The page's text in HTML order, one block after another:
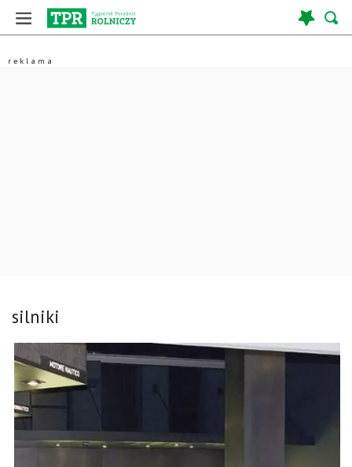
silniki